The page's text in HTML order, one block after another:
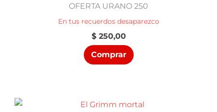
OFERTA URANO 250
En tus recuerdos desaparezco
$250,00
Comprar